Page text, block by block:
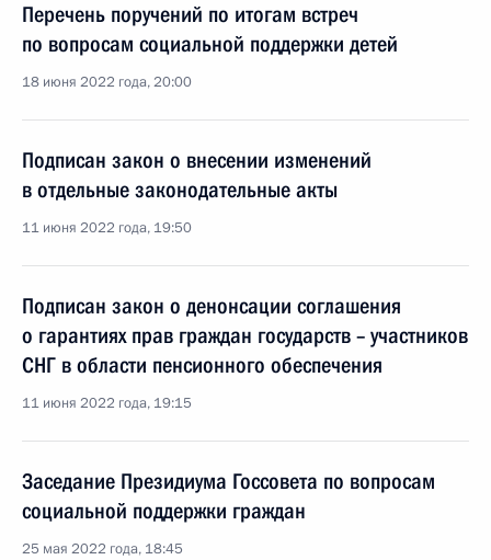
Перечень поручений по итогам встреч
по вопросам социальной поддержки детей
18 июня 2022 года, 20:00
Подписан закон о внесении изменений
в отдельные законодательные акты
11 июня 2022 года, 19:50
Подписан закон о денонсации соглашения
о гарантиях прав граждан государств – участников
СНГ в области пенсионного обеспечения
11 июня 2022 года, 19:15
Заседание Президиума Госсовета по вопросам
социальной поддержки граждан
25 мая 2022 года, 18:45